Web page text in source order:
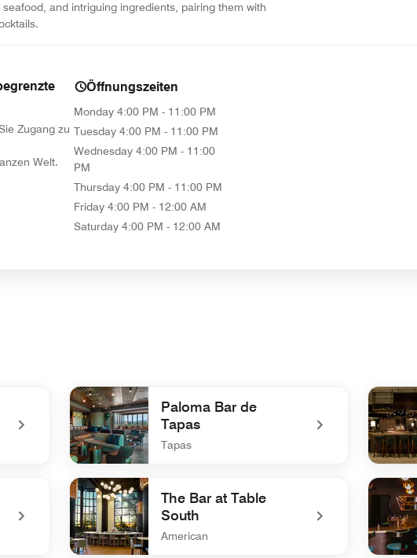
and intriguing ingredients, pairing them with
Zugang zu
Welt.
Öffnungszeiten
Monday 4:00 PM - 11:00 PM
Tuesday 4:00 PM - 11:00 PM
Wednesday 4:00 PM - 11:00
PM
Thursday 4:00 PM - 11:00 PM
Friday 4:00 PM - 12:00 AM
Saturday 4:00 PM - 12:00 AM
Paloma Bar de
Tapas
Tapas
undefined Paloma Bar de Tapas
The Bar at Table
South
American